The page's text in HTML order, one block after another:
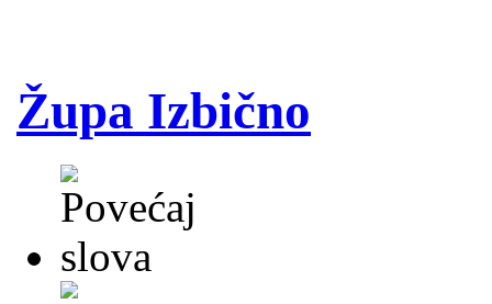
Župa Izbično